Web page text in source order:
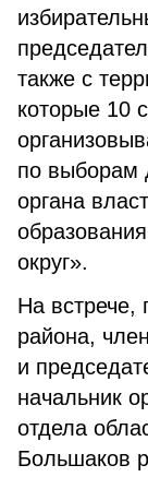
также с
которые 10
по выборам
органа
округ».
На
района,
и
начальник
отдела
Большаков